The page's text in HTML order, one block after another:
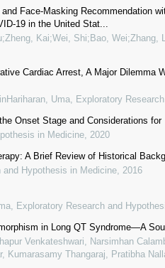
Face-Masking Recommendation
19 in the United Stat...
Kai;Wei, Shi;Bao, Wei;Zhang,
Cardiac Arrest, A Major Dilemma
Uma
Exploratory
Onset Stage and Considerations for
in Medicine 2020
A Brief Review of Historical
and Hypothesis in Medicine 2016
Exploratory Research and
in Long QT Syndrome—A
Venkateshwari, Narsimhan
Kumarasamy Thangaraj, Pratibha